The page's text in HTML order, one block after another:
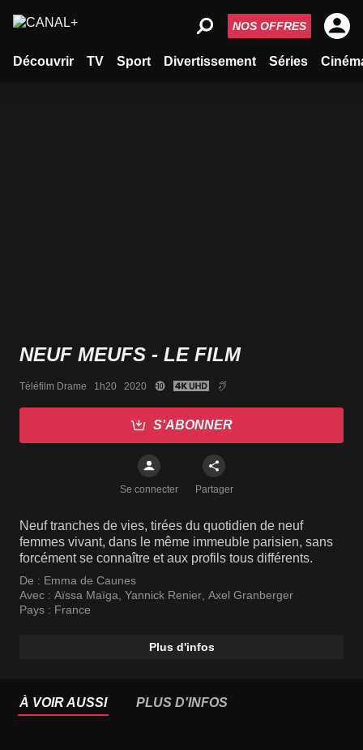
Découvrir TV Sport Divertissement Séries
NOS OFFRES
NEUF MEUFS - LE FILM
Téléfilm Drame   1h20   2020
S'ABONNER
Se connecter Partager
Neuf tranches de vies, tirées du quotidien de neuf
femmes vivant, dans le même immeuble parisien, sans
forcément se connaître et aux profils tous différents.
De : Emma de Caunes
Avec : Aïssa Maïga Yannick Renier Axel Granberger
Pays : France
Plus d'infos
À VOIR AUSSI PLUS D'INFOS